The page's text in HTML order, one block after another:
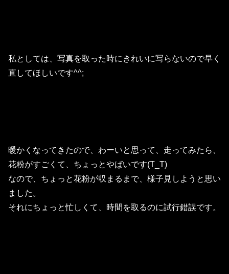
私としては、写真を取った時にきれいに写らないので早く
直してほしいです^^;
暖かくなってきたので、わーいと思って、走ってみたら、
花粉がすごくて、ちょっとやばいです(T_T)
なので、ちょっと花粉が収まるまで、様子見しようと思い
ました。
それにちょっと忙しくて、時間を取るのに試行錯誤です。